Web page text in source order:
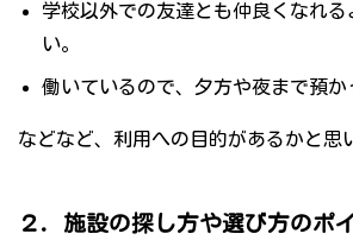
学校以外での友達とも仲良くなれ
い。
働いているので、夕方や夜まで預か
などなど、利用への目的があるかと思
２．施設の探し方や選び方のポ